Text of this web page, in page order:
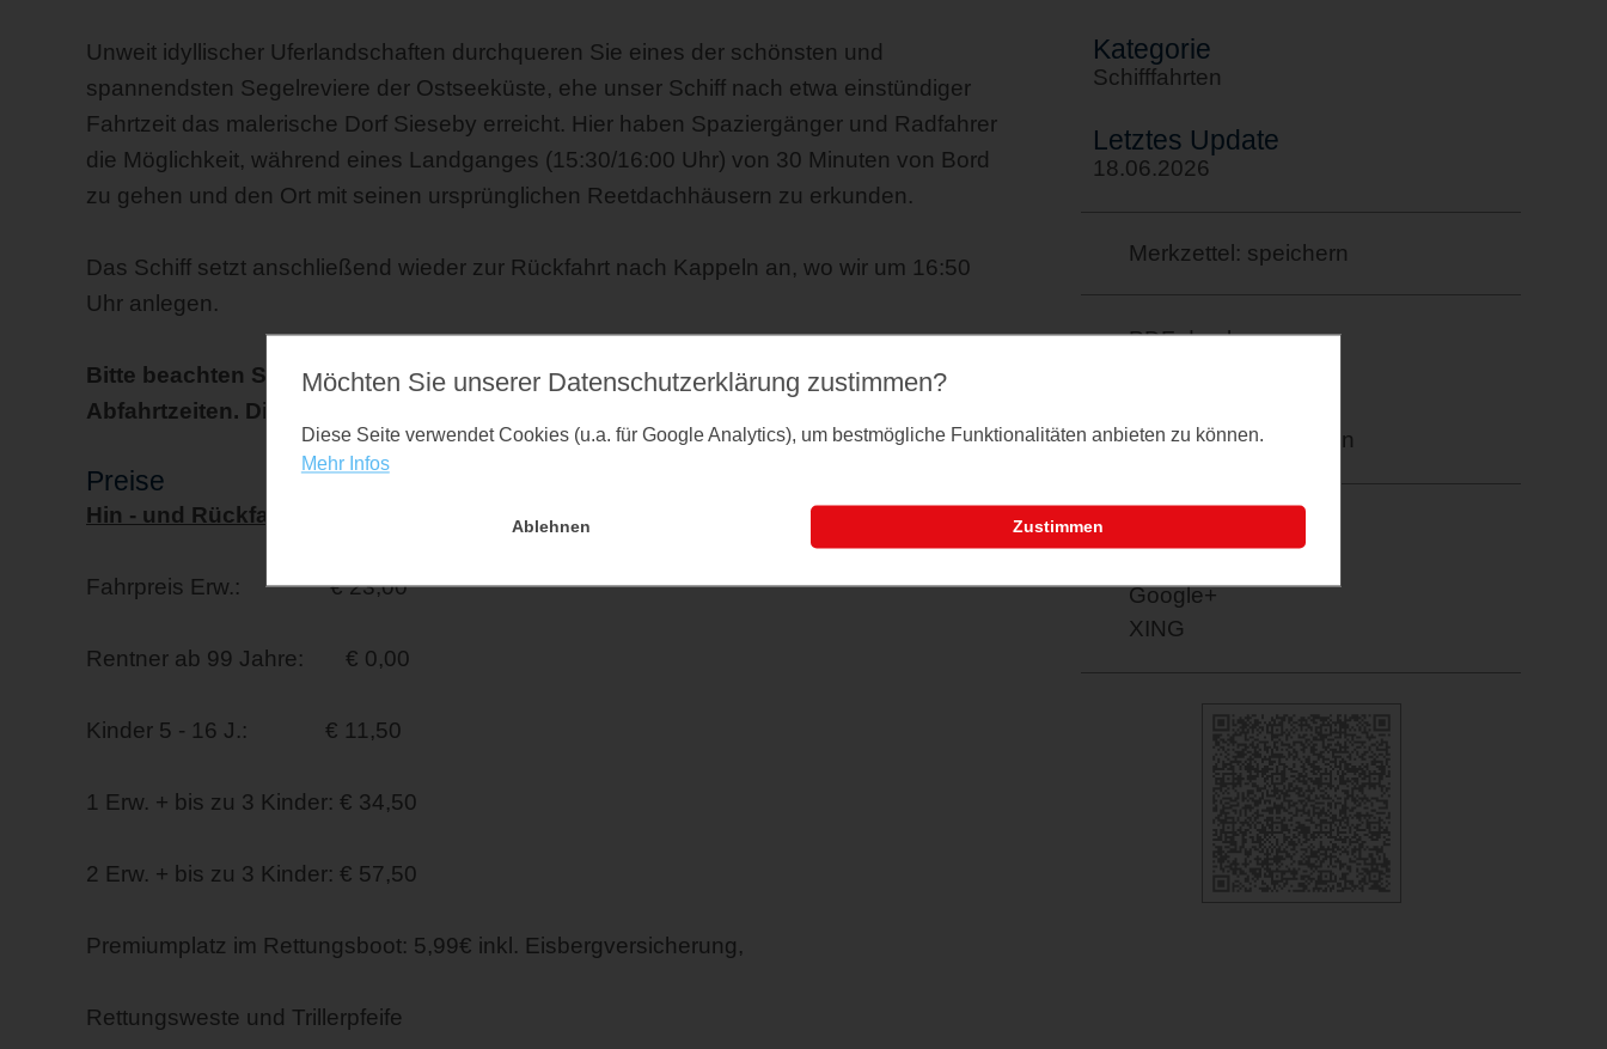
Unweit idyllischer Uferlandschaften durchqueren Sie eines der schönsten und
spannendsten Segelreviere der Ostseeküste, ehe unser Schiff nach etwa einstündiger
Fahrtzeit das malerische Dorf Sieseby erreicht. Hier haben Spaziergänger und Radfahrer
die Möglichkeit, während eines Landganges (15:30/16:00 Uhr) von 30 Minuten von Bord
zu gehen und den Ort mit seinen ursprünglichen Reetdachhäusern zu erkunden.
Das Schiff setzt anschließend wieder zur Rückfahrt nach Kappeln an, wo wir um 16:50
Uhr anlegen.
Bitte beachten Sie bei allen Fahrten die Durchsagen des Kapitäns zu den
Abfahrtzeiten. Diese können gelegentlich abweichen.
Preise
Hin - und Rückfahrt
Fahrpreis Erw.: € 23,00
Rentner ab 99 Jahre: € 0,00
Kinder 5 - 16 J.: € 11,50
1 Erw. + bis zu 3 Kinder: € 34,50
2 Erw. + bis zu 3 Kinder: € 57,50
Premiumplatz im Rettungsboot: 5,99€ inkl. Eisbergversicherung,
Rettungsweste und Trillerpfeife
Kategorie
Schifffahrten
Letztes Update
18.06.2026
Merkzettel: speichern
PDF drucken
Weitere Informationen
Google+
XING
Möchten Sie unserer Datenschutz­erklärung zustimmen?
Diese Seite verwendet Cookies (u.a. für Google Analytics), um bestmögliche Funktionalitäten anbieten zu können.
Mehr Infos
Ablehnen Zustimmen